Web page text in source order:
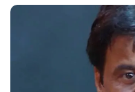
रिएक्शन की भाड़ आ गई है.